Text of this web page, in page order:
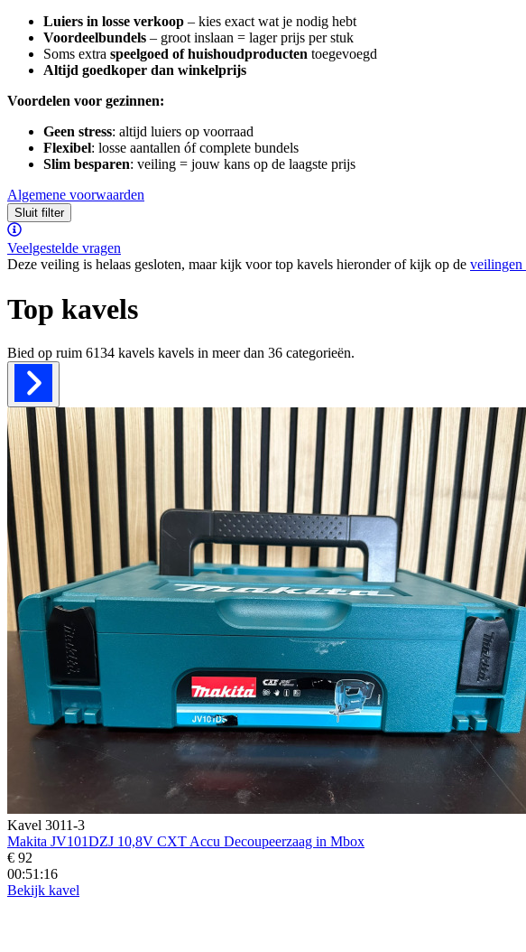
Luiers in losse verkoop – kies exact wat je nodig hebt
Voordeelbundels – groot inslaan = lager prijs per stuk
Soms extra speelgoed of huishoudproducten toegevoegd
Altijd goedkoper dan winkelprijs
Voordelen voor gezinnen:
Geen stress: altijd luiers op voorraad
Flexibel: losse aantallen óf complete bundels
Slim besparen: veiling = jouw kans op de laagste prijs
Algemene voorwaarden
Sluit filter
Veelgestelde vragen
Deze veiling is helaas gesloten, maar kijk voor top kavels hieronder of kijk op de veilingen
Top kavels
Bied op ruim 6134 kavels kavels in meer dan 36 categorieën.
Kavel 3011-3
Makita JV101DZJ 10,8V CXT Accu Decoupeerzaag in Mbox
€ 92
00:51:15
Bekijk kavel